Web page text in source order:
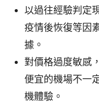
以過往經驗判定
疫情後恢復等因
據。
對價格過度敏感
便宜的機場不一
機體驗。